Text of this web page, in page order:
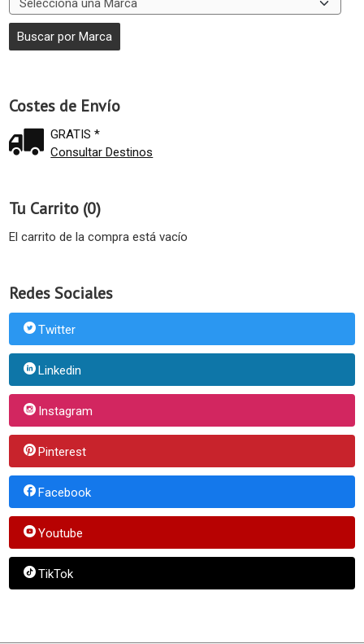
Costes de Envío
GRATIS *
Consultar Destinos
Tu Carrito (0)
El carrito de la compra está vacío
Redes Sociales
Twitter
Linkedin
Instagram
Pinterest
Facebook
Youtube
TikTok